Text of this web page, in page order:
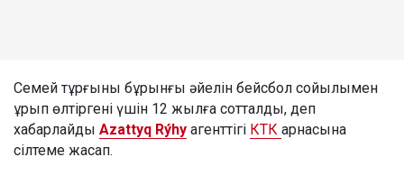
Семей тұрғыны бұрынғы әйелін бейсбол сойылымен
ұрып өлтіргені үшін 12 жылға сотталды, деп
хабарлайды Azattyq Rýhy агенттігі КТК арнасына
сілтеме жасап.